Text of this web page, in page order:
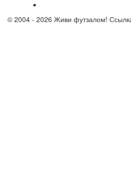
© 2004 - 2026 Живи футзалом!